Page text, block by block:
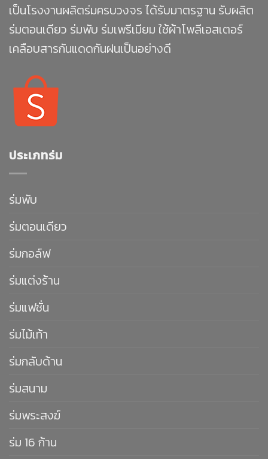
เป็นโรงงานผลิตร่มครบวงจร ได้รับมาตรฐาน รับผลิต
ร่มตอนเดียว ร่มพับ ร่มเพรีเมียม ใช้ผ้าโพลีเอสเตอร์
เคลือบสารกันแดดกันฝนเป็นอย่างดี
ประเภทร่ม
ร่มพับ
ร่มตอนเดียว
ร่มกอล์ฟ
ร่มแต่งร้าน
ร่มแฟชั่น
ร่มไม้เท้า
ร่มกลับด้าน
ร่มสนาม
ร่มพระสงฆ์
ร่ม 16 ก้าน